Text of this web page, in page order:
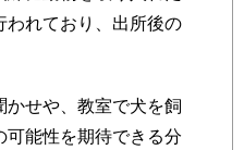
われており、出所後の
せや、教室で犬を飼
能性を期待できる分